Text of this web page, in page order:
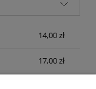
14,00 zł
17,00 zł